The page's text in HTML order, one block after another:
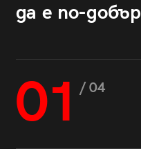
да е по-
01 / 04